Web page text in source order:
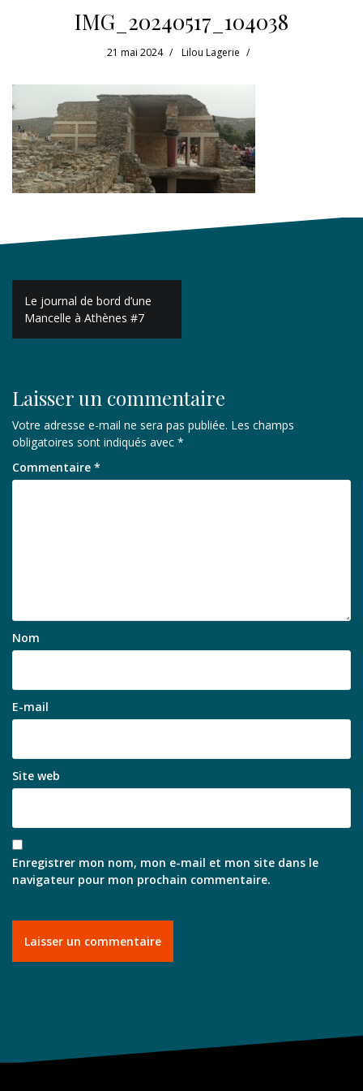
IMG_20240517_104038
21 mai 2024 Lilou Lagerie
Navigation
de
l’article
Le journal de bord d’une
Mancelle à Athènes #7
Laisser un commentaire
Votre adresse e-mail ne sera pas publiée. Les champs
obligatoires sont indiqués avec *
Commentaire *
Nom
E-mail
Site web
Enregistrer mon nom, mon e-mail et mon site dans le
navigateur pour mon prochain commentaire.